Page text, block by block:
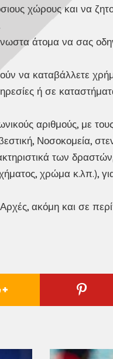
χώρους και να
άτομα να σας
να καταβάλλετε
ή σε
αριθμούς, με
Νοσοκομεία,
των
χρώμα κ.λπ.),
ακόμη και σε
Google